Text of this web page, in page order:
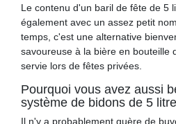
Le contenu d'un baril de fête de 5
également avec un assez petit
temps, c'est une alternative
savoureuse à la bière en bouteille
servie lors de fêtes privées.
Pourquoi vous avez aussi
système de bidons de 5
Il n'y a probablement guère de